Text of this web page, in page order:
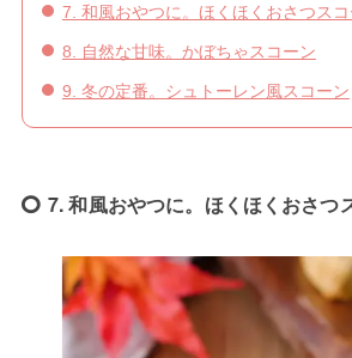
7. 和風おやつに。ほくほくおさつスコ
8. 自然な甘味。かぼちゃスコーン
9. 冬の定番。シュトーレン風スコーン
7. 和風おやつに。ほくほくおさつ